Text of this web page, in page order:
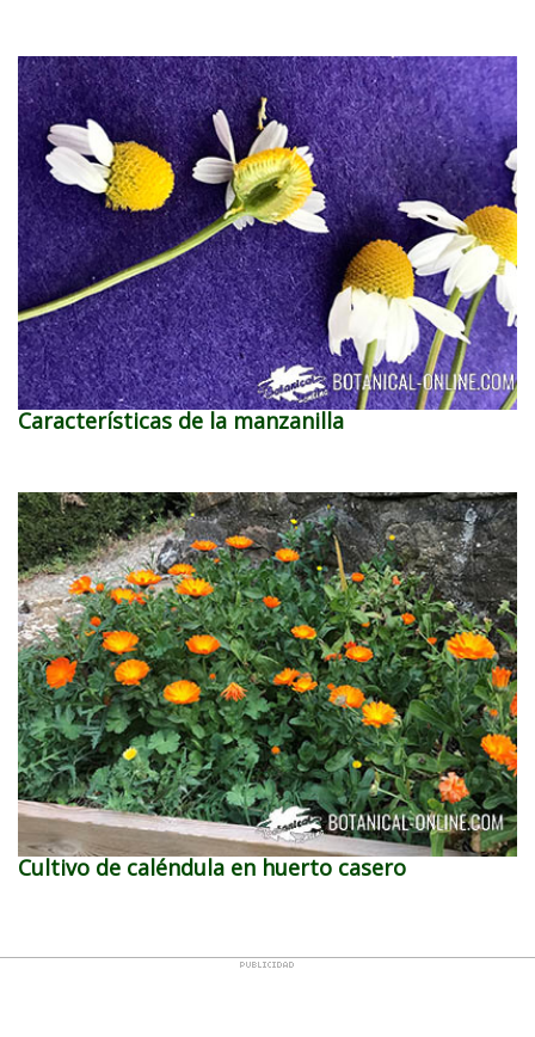
Características de la manzanilla
Cultivo de caléndula en huerto casero